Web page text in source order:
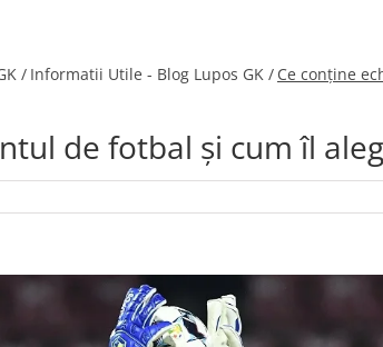
/ Informatii Utile - Blog Lupos GK / Ce conține
de fotbal și cum îl